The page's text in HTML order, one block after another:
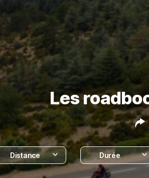
Les
Distance Durée